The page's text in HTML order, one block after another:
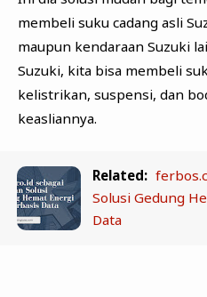
membeli suku cadang asli
maupun kendaraan Suzuki
Suzuki, kita bisa membeli
kelistrikan, suspensi, dan
keasliannya.
Related:
Solusi Gedung
Data